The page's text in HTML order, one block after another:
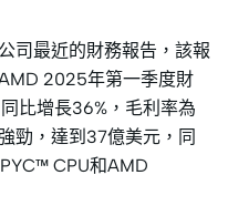
司最近的財務報告，該報
2025年第一季度財
比增長36%，毛利率為
勁，達到37億美元，同
CPU和AMD